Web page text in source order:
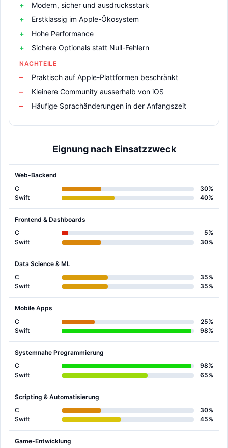
Modern, sicher und ausdrucksstark
Erstklassig im Apple-Ökosystem
Hohe Performance
Sichere Optionals statt Null-Fehlern
NACHTEILE
Praktisch auf Apple-Plattformen beschränkt
Kleinere Community ausserhalb von iOS
Häufige Sprachänderungen in der Anfangszeit
Eignung nach Einsatzzweck
Web-Backend
C
30%
Swift
40%
Frontend & Dashboards
C
5%
Swift
30%
Data Science & ML
C
35%
Swift
35%
Mobile Apps
C
25%
Swift
98%
Systemnahe Programmierung
C
98%
Swift
65%
Scripting & Automatisierung
C
30%
Swift
45%
Game-Entwicklung